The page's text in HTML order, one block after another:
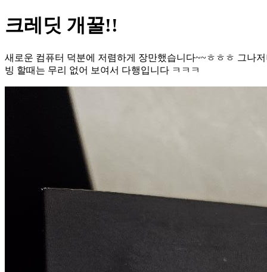
크레딧 개꿀!!
새로운 컴퓨터 덕분에 저렴하게 장만했습니다~~ㅎㅎㅎ 그나
빙 할때는 무리 없어 보여서 다행입니다 ㅋㅋㅋ